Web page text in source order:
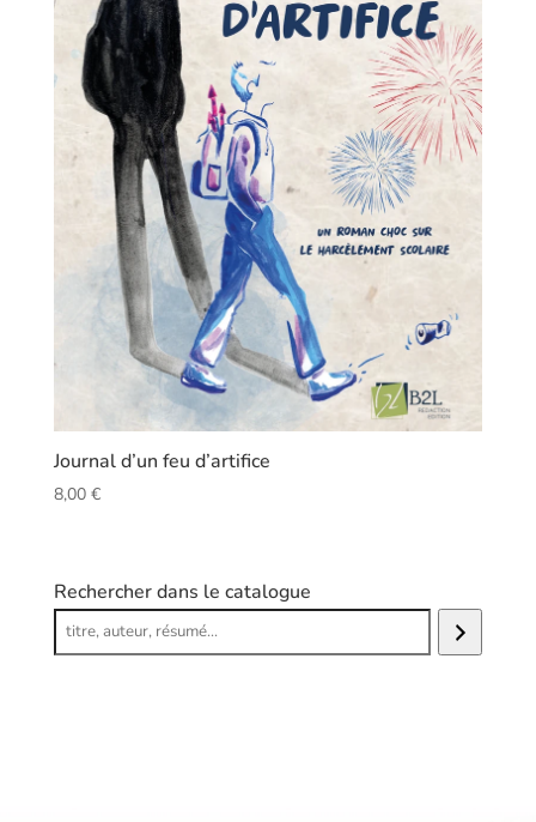
Journal d’un feu d’artifice
8,00 €
Rechercher dans le catalogue